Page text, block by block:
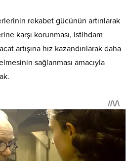
rekabet gücünün artırılarak
karşı korunması, istihdam
artışına hız kazandırılarak daha
sağlanması amacıyla